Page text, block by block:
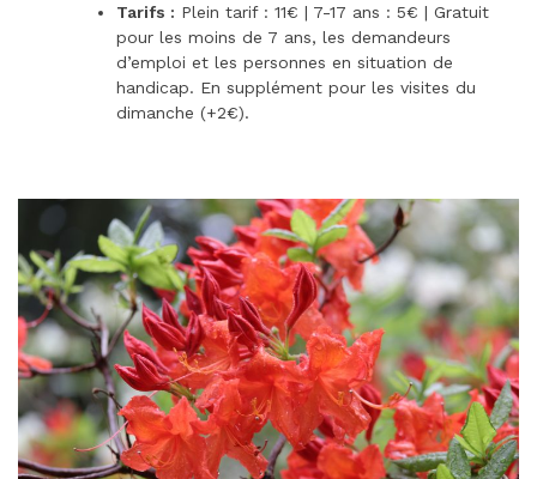
Tarifs : Plein tarif : 11€ | 7-17 ans : 5€ | Gratuit
pour les moins de 7 ans, les demandeurs
d’emploi et les personnes en situation de
handicap. En supplément pour les visites du
dimanche (+2€).